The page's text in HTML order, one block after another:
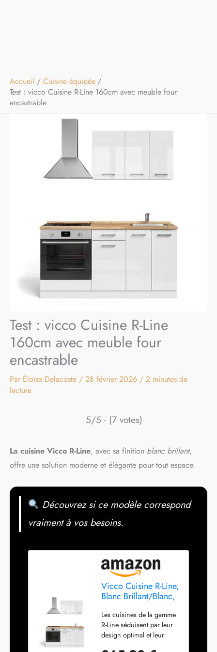
Accueil
Cuisine équipée
Test : vicco Cuisine R-Line 160cm avec meuble four
encastrable
Test : vicco Cuisine R-Line
160cm avec meuble four
encastrable
Par Éloïse Delacoste / 28 février 2026 / 2 minutes de
lecture
5/5 - (7 votes)
La cuisine Vicco R-Line, avec sa finition blanc brillant,
offre une solution moderne et élégante pour tout espace.
Découvrez si ce modèle correspond
vraiment à vos besoins.
Vicco Cuisine R-Line,
Blanc Brillant/Blanc,
Les cuisines de la gamme
R-Line séduisent par leur
design optimal et leur